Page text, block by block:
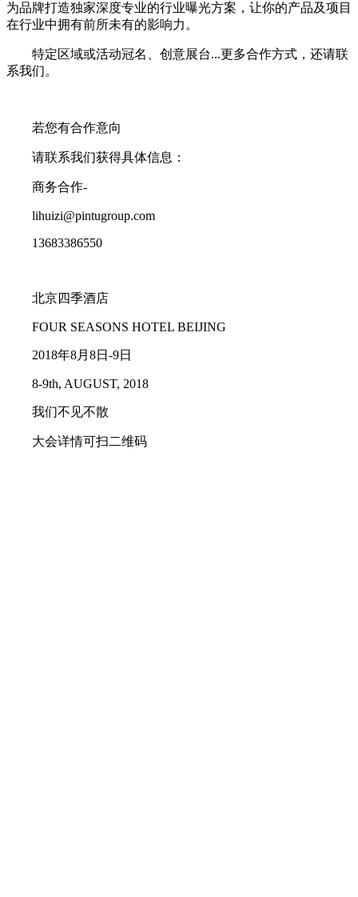
为品牌打造独家深度专业的行业曝光方案，让你的产品及项目
在行业中拥有前所未有的影响力。
特定区域或活动冠名、创意展台...更多合作方式，还请联
系我们。
若您有合作意向
请联系我们获得具体信息：
商务合作-
lihuizi@pintugroup.com
13683386550
北京四季酒店
FOUR SEASONS HOTEL BEIJING
2018年8月8日-9日
8-9th, AUGUST, 2018
我们不见不散
大会详情可扫二维码